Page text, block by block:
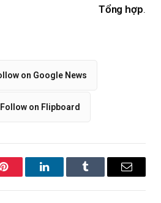
Tổng hợp.
on Google News
Follow on Flipboard
Pinterest LinkedInTumblr Email